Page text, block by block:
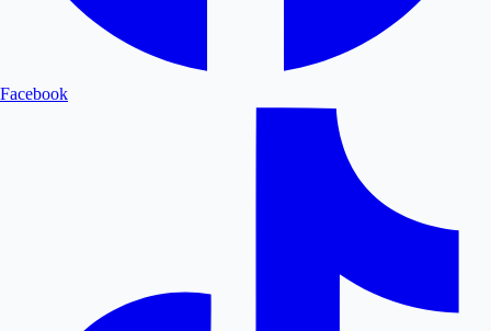
Facebook